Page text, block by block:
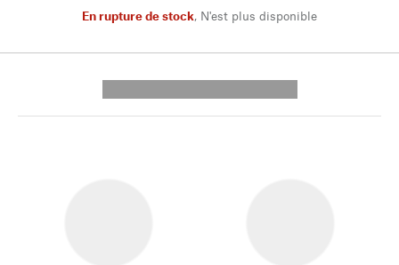
En rupture de stock, N'est plus disponible